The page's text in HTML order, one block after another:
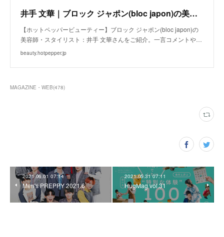
井手 文華｜ブロック ジャポン(bloc japon)の美容師・スタイリスト｜ホットペッパービューティー
【ホットペッパービューティー】ブロック ジャポン(bloc japon)の
美容師・スタイリスト：井手 文華さんをご紹介。一言コメントや…
beauty.hotpepper.jp
MAGAZINE・WEB(478)
2021.06.01 07:14
Men's PREPPY 2021.6
2021.05.31 07:11
HugMag vol.31